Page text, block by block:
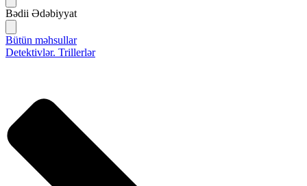
Bədii Ədəbiyyat
Bütün məhsullar
Detektivlər. Trillerlər